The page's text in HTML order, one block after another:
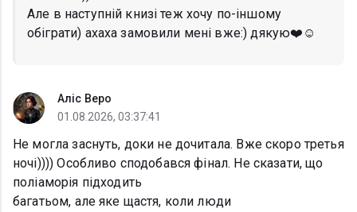
Але в наступній книзі теж хочу по-іншому
обіграти) ахаха замовили мені вже:) дякую❤️☺️
Аліс Веро
01.08.2026, 03:37:41
Не могла заснуть, доки не дочитала. Вже скоро третья
ночі)))) Особливо сподобався фінал. Не сказати, що
поліаморія підходить
багатьом, але яке щастя, коли люди